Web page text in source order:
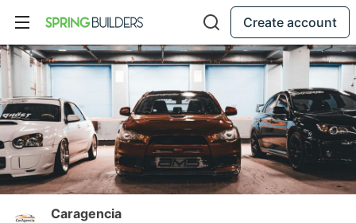
Create account
Caragencia